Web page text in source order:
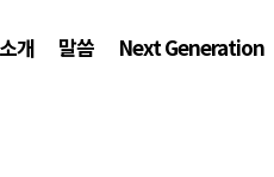
개 말씀 Next Generation